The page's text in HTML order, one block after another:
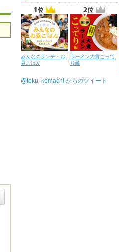
みんなのランチ・お
昼ごはん
ラーメン大賞こって
り編
@toku_komachi からのツイート